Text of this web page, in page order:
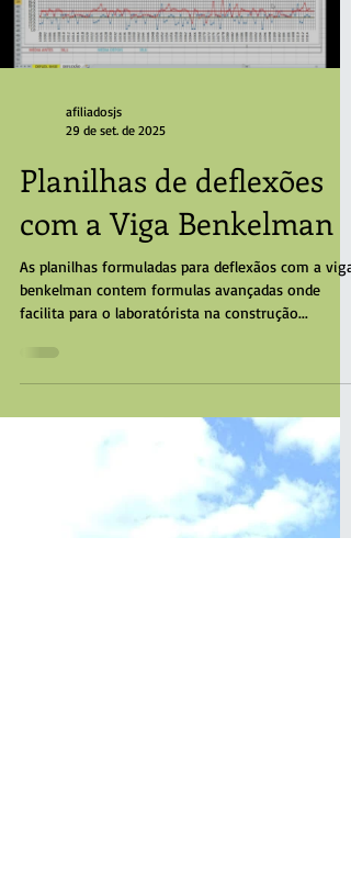
Load video
afiliadosjs
29 de set. de 2025
Planilhas de deflexões
com a Viga Benkelman
As planilhas formuladas para deflexãos com a viga